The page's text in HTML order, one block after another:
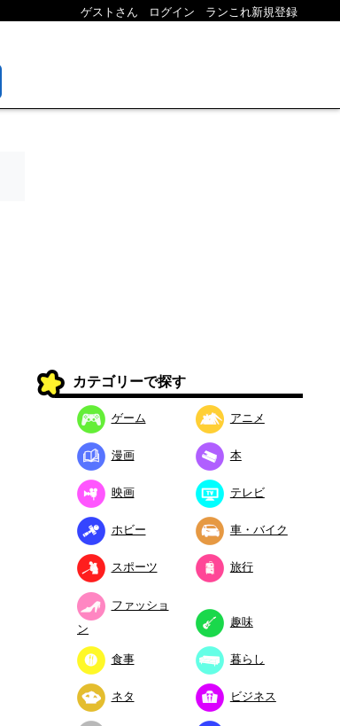
ゲストさん ログイン ランこれ新規登録
カテゴリーで探す
ゲーム アニメ
漫画 本
映画 テレビ
ホビー 車・バイク
スポーツ 旅行
ファッショ
ン
趣味
食事 暮らし
ネタ ビジネス